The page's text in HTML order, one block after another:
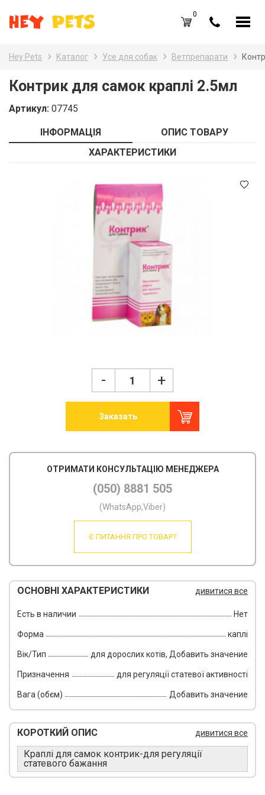
RU
UA
Вхід /Реєстрація
Обране (0)
Оплата і доставка
0
Hey Pets Каталог Усе для собак Ветпрепарати
Контрик для самок краплі 2.5мл
Артикул: 07745
ІНФОРМАЦІЯ
ОПИС ТОВАРУ
ХАРАКТЕРИСТИКИ
- +
Заказать
ОТРИМАТИ КОНСУЛЬТАЦІЮ МЕНЕДЖЕРА
(050) 8881 505
(WhatsApp,Viber)
Є ПИТАННЯ ПРО ТОВАР?
ОСНОВНІ ХАРАКТЕРИСТИКИ дивитися все
Есть в наличии Нет
Форма каплі
Вік/Тип для дорослих котів, Добавить значение
Призначення для регуляції статевої активності
Вага (обєм) Добавить значение
КОРОТКИЙ ОПИС дивитися все
Краплі для самок контрик-для регуляції
статевого бажання